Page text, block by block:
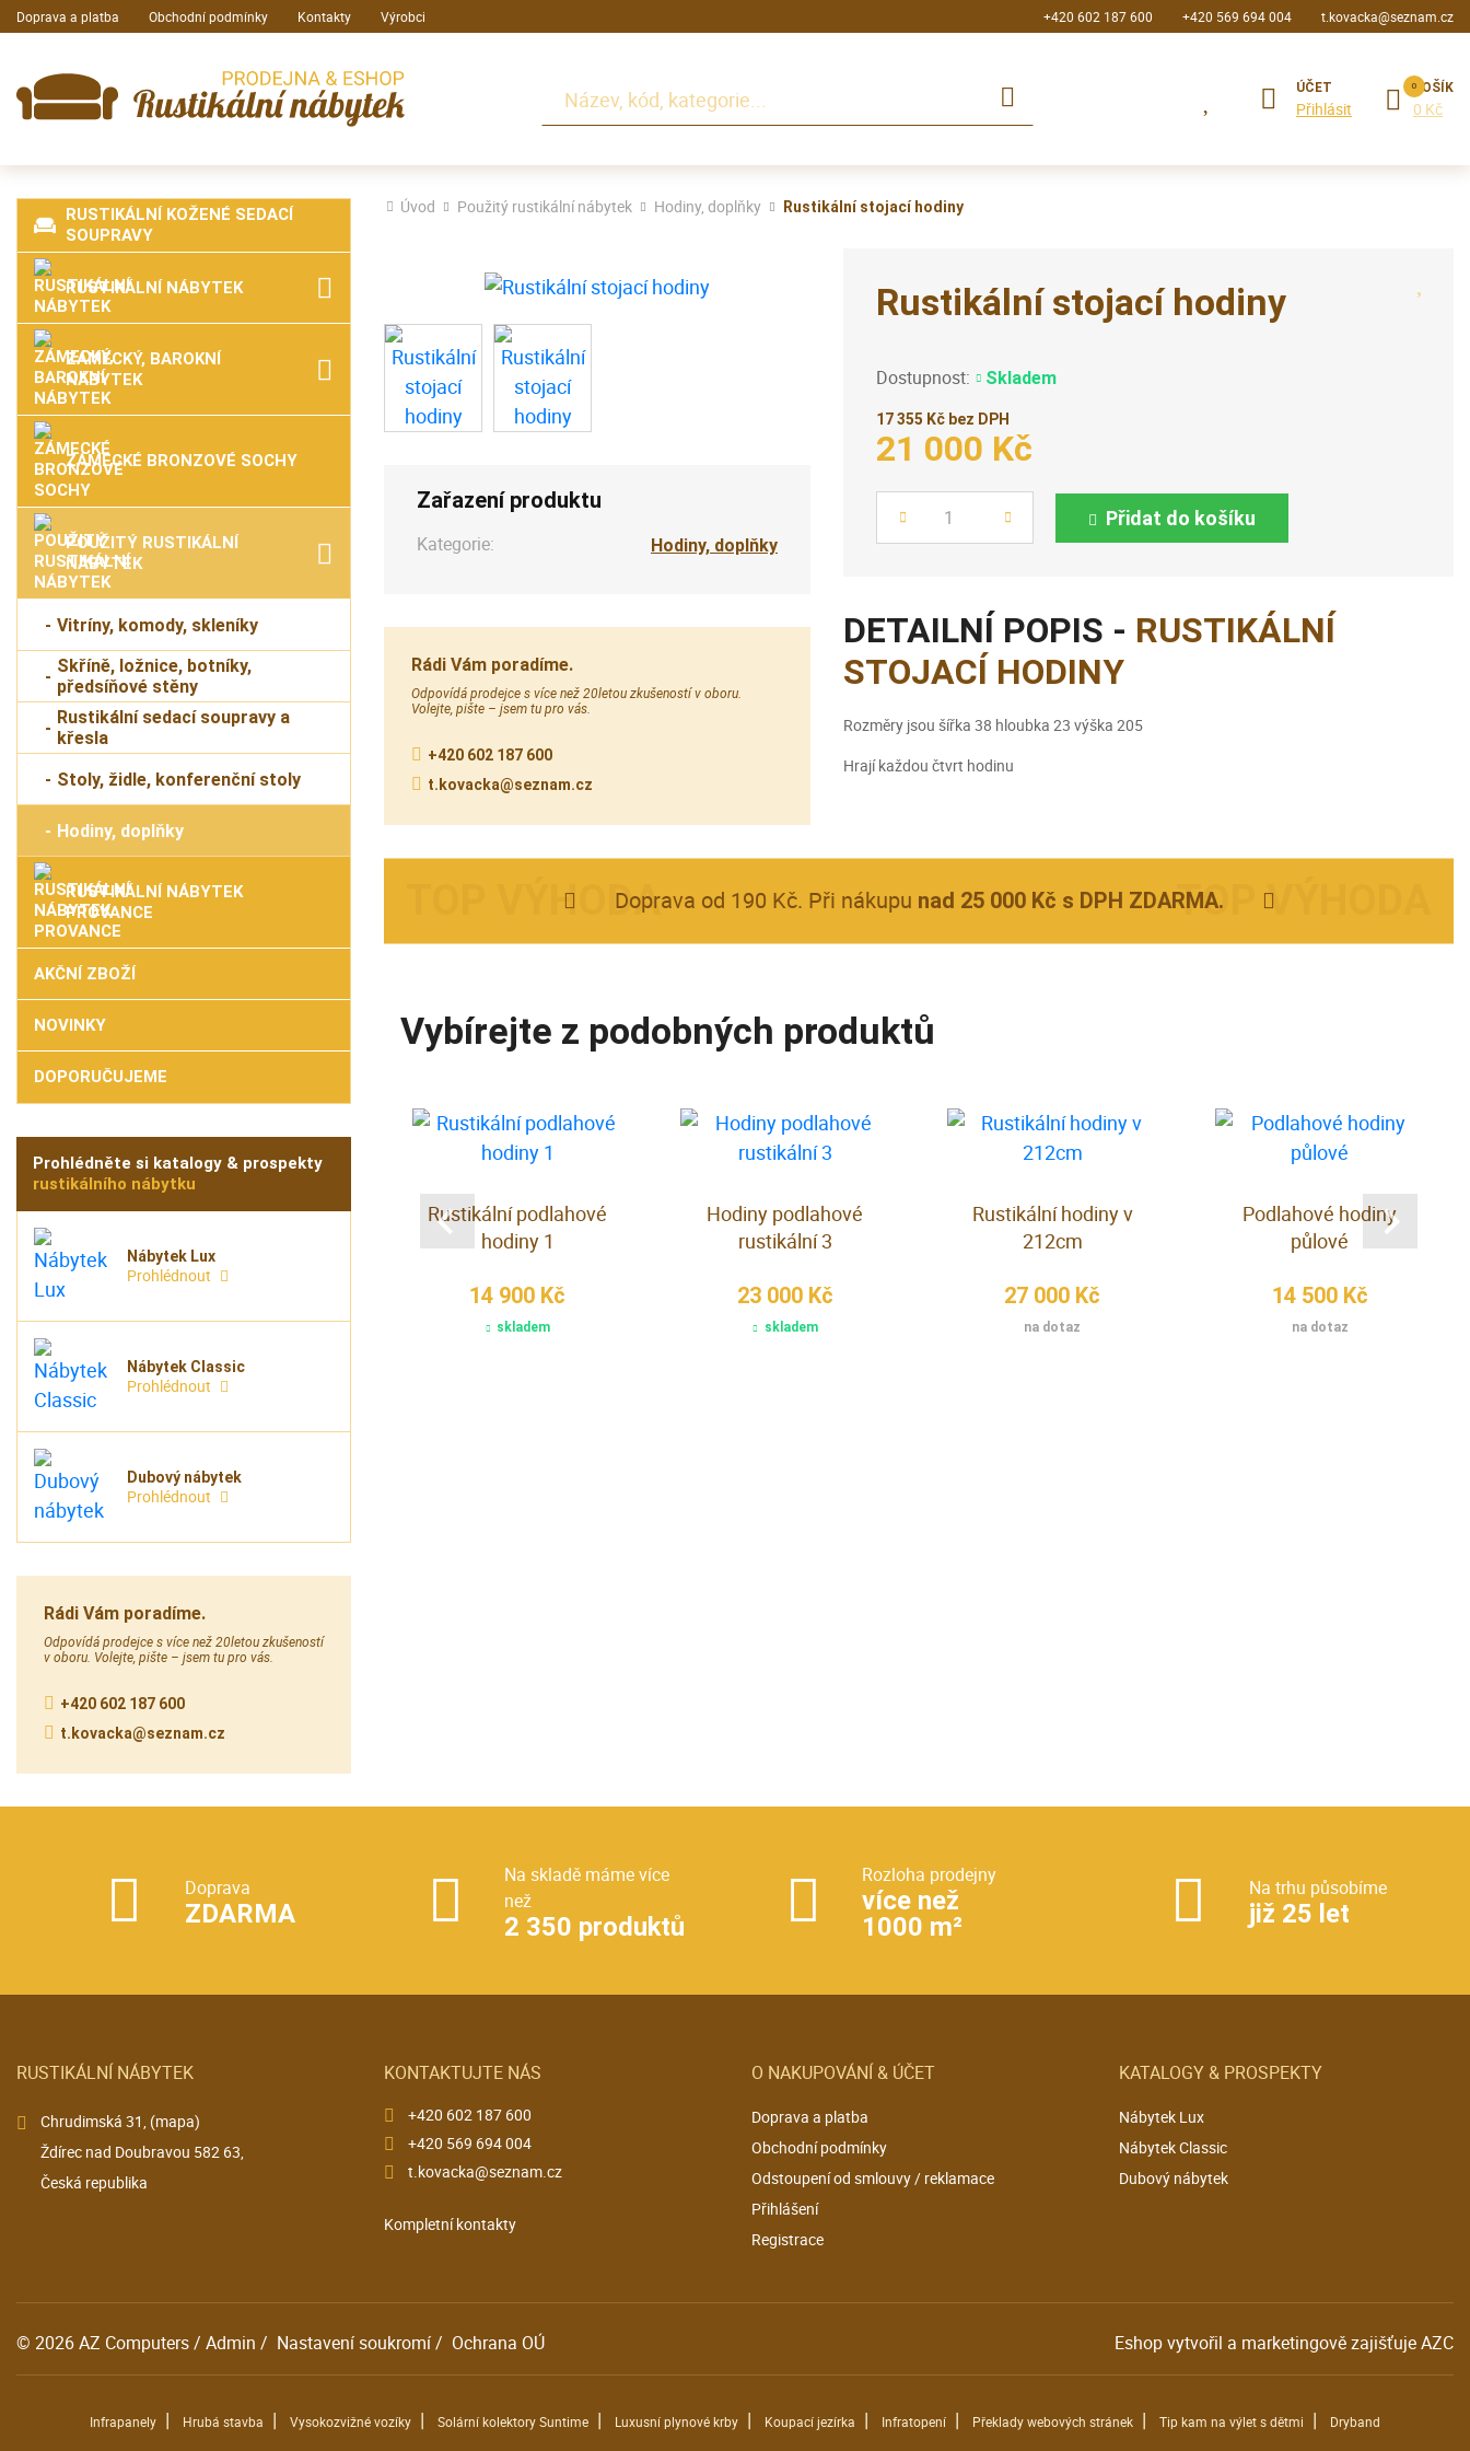
Doprava a platba Obchodní podmínky Kontakty Výrobci +420 602 187 600 +420 569 694 004 t.kovacka@seznam.cz
Hledat ÚČET
Přihlásit
KOŠÍK
0 Kč
RUSTIKÁLNÍ KOŽENÉ SEDACÍ
SOUPRAVY
RUSTIKÁLNÍ NÁBYTEK
ZÁMECKÝ, BAROKNÍ
NÁBYTEK
ZÁMECKÉ BRONZOVÉ SOCHY
POUŽITÝ RUSTIKÁLNÍ
NÁBYTEK
Vitríny, komody, skleníky
Skříně, ložnice, botníky,
předsíňové stěny
Rustikální sedací soupravy a
křesla
Stoly, židle, konferenční stoly
Hodiny, doplňky
RUSTIKÁLNÍ NÁBYTEK
PROVANCE
AKČNÍ ZBOŽÍ
NOVINKY
DOPORUČUJEME
Prohlédněte si katalogy & prospekty
rustikálního nábytku
Nábytek Lux
Prohlédnout
Nábytek Classic
Prohlédnout
Dubový nábytek
Prohlédnout
Rádi Vám poradíme.
Odpovídá prodejce s více než 20letou zkušeností
v oboru. Volejte, pište – jsem tu pro vás.
+420 602 187 600
t.kovacka@seznam.cz
Úvod Použitý rustikální nábytek Hodiny, doplňky Rustikální stojací hodiny
Zařazení produktu
Kategorie: Hodiny, doplňky
Rádi Vám poradíme.
Odpovídá prodejce s více než 20letou zkušeností v oboru.
Volejte, pište – jsem tu pro vás.
+420 602 187 600
t.kovacka@seznam.cz
Rustikální stojací hodiny
Dostupnost: Skladem
17 355 Kč bez DPH
21 000 Kč
Počet Přidat do košíku
DETAILNÍ POPIS - RUSTIKÁLNÍ
STOJACÍ HODINY
Rozměry jsou šířka 38 hloubka 23 výška 205
Hrají každou čtvrt hodinu
Doprava od 190 Kč. Při nákupu nad 25 000 Kč s DPH ZDARMA.
Vybírejte z podobných produktů
Hodiny sloupové
na dotaz
Rustikální podlahové
hodiny 1
14 900 Kč
skladem
Hodiny podlahové
rustikální 3
23 000 Kč
skladem
Rustikální hodiny v
212cm
27 000 Kč
na dotaz
Podlahové hodiny
půlové
14 500 Kč
na dotaz
Doprava
ZDARMA
Na skladě máme více
než
2 350 produktů
Rozloha prodejny
více než
1000 m²
Na trhu působíme
již 25 let
RUSTIKÁLNÍ NÁBYTEK
Chrudimská 31, (mapa)
Ždírec nad Doubravou 582 63,
Česká republika
KONTAKTUJTE NÁS
+420 602 187 600
+420 569 694 004
t.kovacka@seznam.cz
Kompletní kontakty
O NAKUPOVÁNÍ & ÚČET
Doprava a platba
Obchodní podmínky
Odstoupení od smlouvy / reklamace
Přihlášení
Registrace
KATALOGY & PROSPEKTY
Nábytek Lux
Nábytek Classic
Dubový nábytek
© 2026AZ Computers/ Admin / Nastavení soukromí/ Ochrana OÚ Eshop vytvořil a marketingově zajišťujeAZC
Infrapanely | Hrubá stavba | Vysokozvižné vozíky | Solární kolektory Suntime | Luxusní plynové krby | Koupací jezírka | Infratopení | Překlady webových stránek | Tip kam na výlet s dětmi | Dryband